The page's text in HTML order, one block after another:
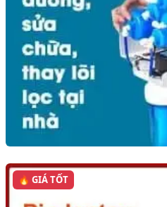
🔥 GIÁ TỐT